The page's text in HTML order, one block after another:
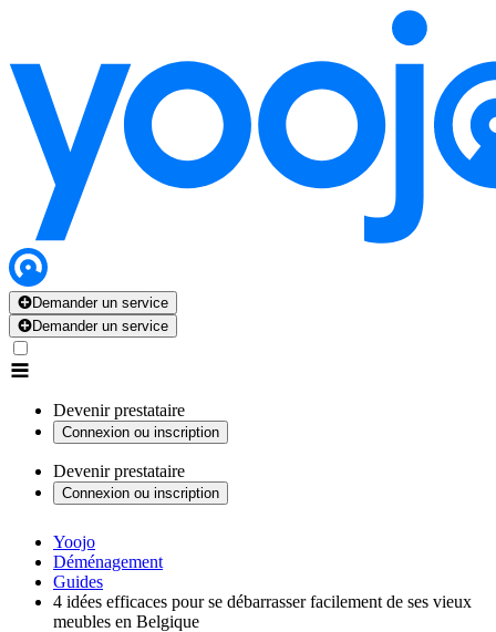
Demander un service
Demander un service
Devenir prestataire
Connexion ou inscription
Devenir prestataire
Connexion ou inscription
Yoojo
Déménagement
Guides
4 idées efficaces pour se débarrasser facilement de ses vieux
meubles en Belgique